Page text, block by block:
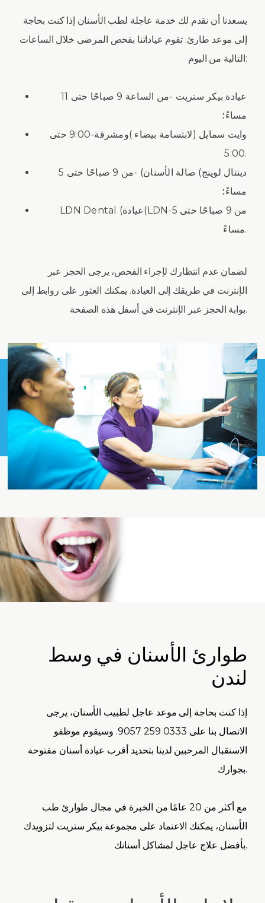
يسعدنا أن نقدم لك خدمة عاجلة لطب الأسنان إذا كنت بحاجة
إلى موعد طارئ. تقوم عياداتنا بفحص المرضى خلال الساعات
التالية من اليوم:
عيادة بيكر ستريت -من الساعة 9 صباحًا حتى 11
مساءً؛
وايت سمايل (لابتسامة بيضاء )ومشرقة-9:00 حتى
5:00.
دينتال لوينج) صالة الأسنان) -من 9 صباحًا حتى 5
مساءً؛
LDN Dental (عيادة(LDN-من 9 صباحًا حتى 5
مساءً.
لضمان عدم انتظارك لإجراء الفحص، يرجى الحجز عبر
الإنترنت في طريقك إلى العيادة. يمكنك العثور على روابط إلى
بوابة الحجز عبر الإنترنت في أسفل هذه الصفحة.
طوارئ الأسنان في وسط
لندن
إذا كنت بحاجة إلى موعد عاجل لطبيب الأسنان، يرجى
الاتصال بنا على 0333 259 9057. وسيقوم موظفو
الاستقبال المرحبين لدينا بتحديد أقرب عيادة أسنان مفتوحة
بجوارك.
مع أكثر من 20 عامًا من الخبرة في مجال طوارئ طب
الأسنان، يمكنك الاعتماد على مجموعة بيكر ستريت لتزويدك
بأفضل علاج عاجل لمشاكل أسنانك.